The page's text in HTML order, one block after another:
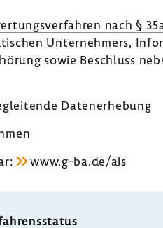
nach §
Unter­neh­mers,
sowie Beschluss
Daten­er­he­bung
www.g-ba.de/ais